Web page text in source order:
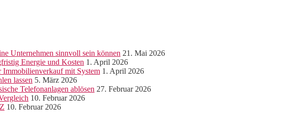
Unternehmen sinnvoll sein können 21. Mai 2026
Energie und Kosten 1. April 2026
Immobilienverkauf mit System 1. April 2026
lassen 5. März 2026
Telefonanlagen ablösen 27. Februar 2026
10. Februar 2026
10. Februar 2026